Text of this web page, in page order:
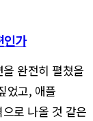
인가
완전히 펼쳤을
었고, 애플
로 나올 것 같은